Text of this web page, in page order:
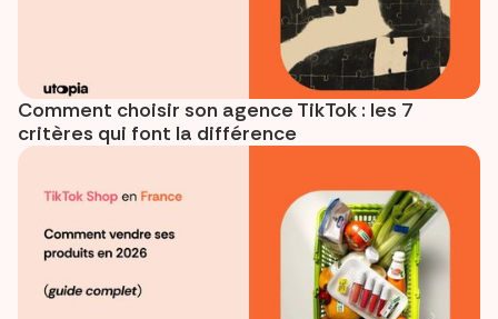
Comment choisir son agence TikTok : les 7
critères qui font la différence